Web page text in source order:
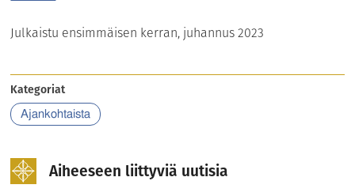
Julkaistu ensimmäisen kerran, juhannus 2023
Kategoriat
Ajankohtaista
Aiheeseen liittyviä uutisia